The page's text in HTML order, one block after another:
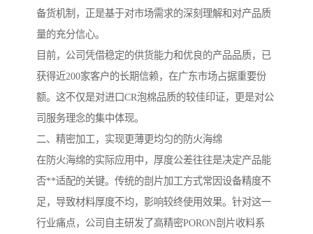
备货机制，正是基于对市场需求的深刻理解和对产品质
量的充分信心。
目前，公司凭借稳定的供货能力和优良的产品品质，已
获得近200家客户的长期信赖，在广东市场占据重要份
额。这不仅是对进口CR泡棉品质的较佳印证，更是对公
司服务理念的集中体现。
二、精密加工，实现更薄更均匀的防火海绵
在防火海绵的实际应用中，厚度公差往往是决定产品能
否**适配的关键。传统的剖片加工方式常因设备精度不
足，导致材料厚度不均，影响较终使用效果。针对这一
行业痛点，公司自主研发了高精密PORON剖片收料系